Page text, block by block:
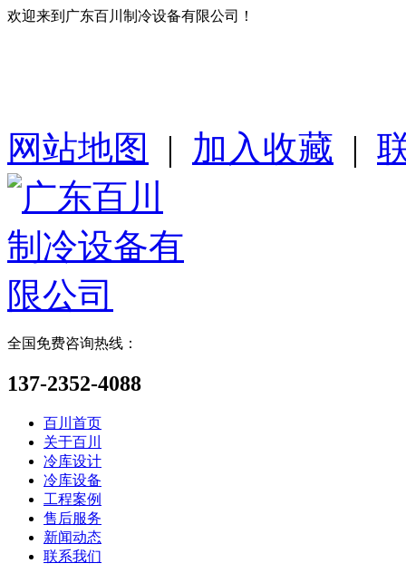
欢迎来到广东百川制冷设备有限公司！
网站地图 | 加入收藏 |
全国免费咨询热线：
137-2352-4088
百川首页
关于百川
冷库设计
冷库设备
工程案例
售后服务
新闻动态
联系我们